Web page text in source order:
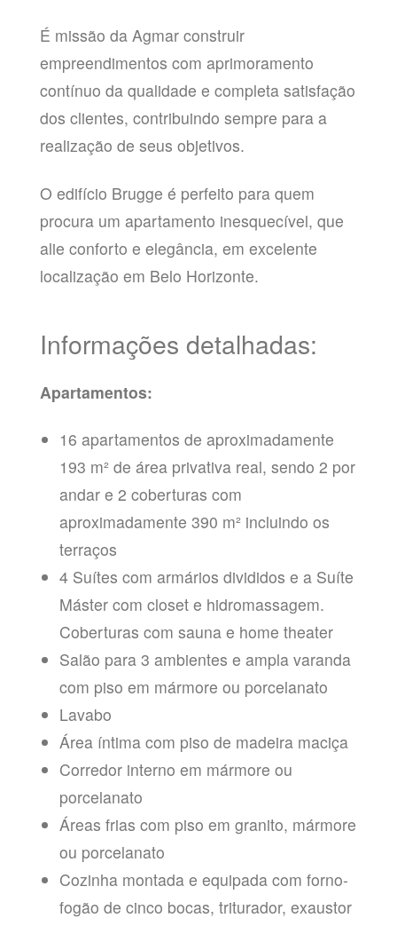
É missão da Agmar construir
empreendimentos com aprimoramento
contínuo da qualidade e completa satisfação
dos clientes, contribuindo sempre para a
realização de seus objetivos.
O edifício Brugge é perfeito para quem
procura um apartamento inesquecível, que
alie conforto e elegância, em excelente
localização em Belo Horizonte.
Informações detalhadas:
Apartamentos:
16 apartamentos de aproximadamente
193 m² de área privativa real, sendo 2 por
andar e 2 coberturas com
aproximadamente 390 m² incluindo os
terraços
4 Suítes com armários divididos e a Suíte
Máster com closet e hidromassagem.
Coberturas com sauna e home theater
Salão para 3 ambientes e ampla varanda
com piso em mármore ou porcelanato
Lavabo
Área íntima com piso de madeira maciça
Corredor interno em mármore ou
porcelanato
Áreas frias com piso em granito, mármore
ou porcelanato
Cozinha montada e equipada com forno-
fogão de cinco bocas, triturador, exaustor